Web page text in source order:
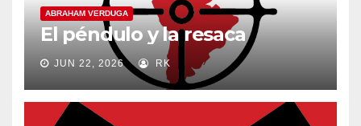
ABRAHAM VERDUGA
El péndulo y la resaca
JUN 22, 2026 RK